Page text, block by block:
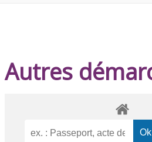
Autres